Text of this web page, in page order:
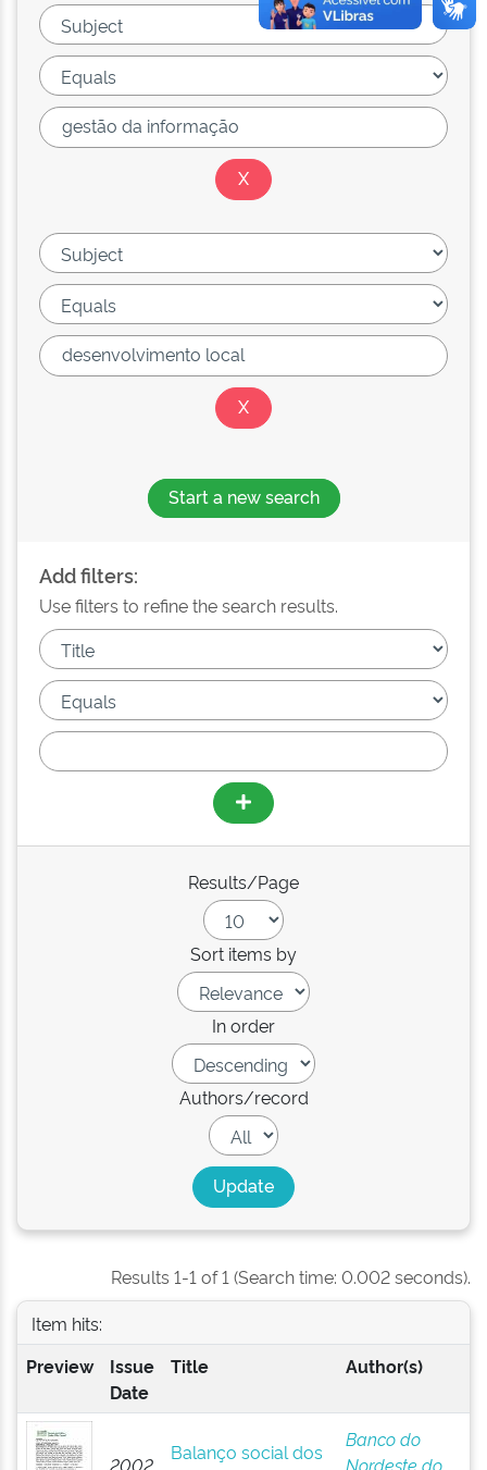
Start a new search
Add filters:
Use filters to refine the search results.
Results/Page
Sort items by
In order
Authors/record
Results 1-1 of 1 (Search time: 0.002 seconds).
Item hits:
Preview
Issue
Date
Title Author(s)
2002
Balanço social dos
Banco do
Nordeste do